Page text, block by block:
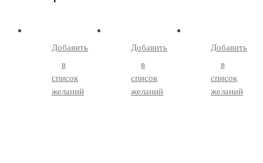
Добавить
в
список
желаний
Добавить
в
список
желаний
Добавить
в
список
желаний